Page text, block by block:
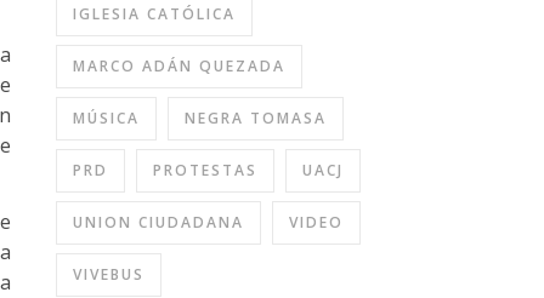
IGLESIA CATÓLICA
MARCO ADÁN QUEZADA
MÚSICA NEGRA TOMASA
PRD PROTESTAS UACJ
UNION CIUDADANA VIDEO
VIVEBUS